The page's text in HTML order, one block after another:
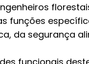
funções
da segurança